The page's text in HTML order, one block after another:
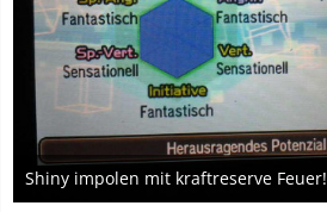
Shiny impolen mit kraftreserve Feuer!
18. Mai 2017